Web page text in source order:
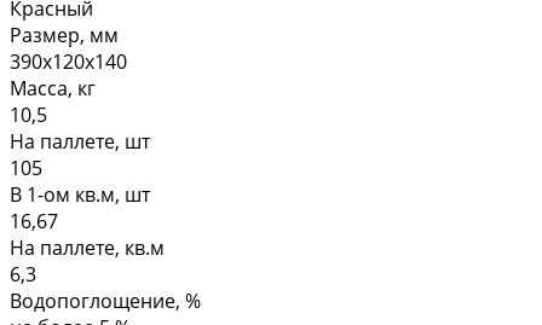
Красный
Размер, мм
390х120х140
Масса, кг
10,5
На паллете, шт
105
В 1-ом кв.м, шт
16,67
На паллете, кв.м
6,3
Водопоглощение, %